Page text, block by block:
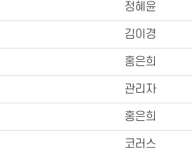
정혜윤
김이경
홍은희
관리자
홍은희
코러스